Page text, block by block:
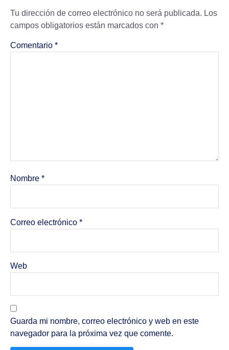
Tu dirección de correo electrónico no será publicada. Los
campos obligatorios están marcados con *
Comentario *
Nombre *
Correo electrónico *
Web
Guarda mi nombre, correo electrónico y web en este
navegador para la próxima vez que comente.